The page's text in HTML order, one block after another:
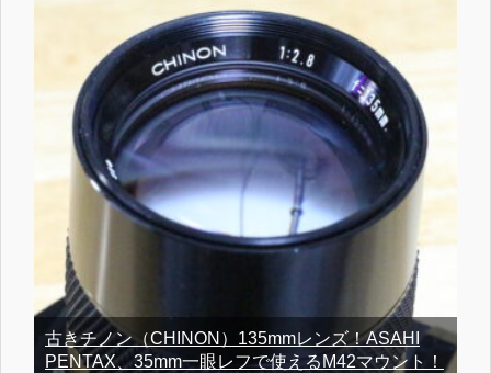
古きチノン（CHINON）135mmレンズ！ASAHI
PENTAX、35mm一眼レフで使えるM42マウント！